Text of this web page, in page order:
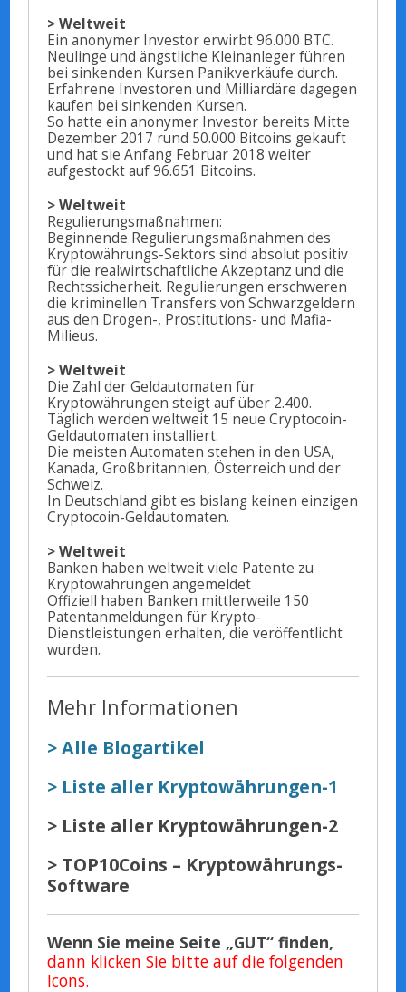
> Weltweit
Ein anonymer Investor erwirbt 96.000 BTC.
Neulinge und ängstliche Kleinanleger führen
bei sinkenden Kursen Panikverkäufe durch.
Erfahrene Investoren und Milliardäre dagegen
kaufen bei sinkenden Kursen.
So hatte ein anonymer Investor bereits Mitte
Dezember 2017 rund 50.000 Bitcoins gekauft
und hat sie Anfang Februar 2018 weiter
aufgestockt auf 96.651 Bitcoins.
> Weltweit
Regulierungsmaßnahmen:
Beginnende Regulierungsmaßnahmen des
Kryptowährungs-Sektors sind absolut positiv
für die realwirtschaftliche Akzeptanz und die
Rechtssicherheit. Regulierungen erschweren
die kriminellen Transfers von Schwarzgeldern
aus den Drogen-, Prostitutions- und Mafia-
Milieus.
> Weltweit
Die Zahl der Geldautomaten für
Kryptowährungen steigt auf über 2.400.
Täglich werden weltweit 15 neue Cryptocoin-
Geldautomaten installiert.
Die meisten Automaten stehen in den USA,
Kanada, Großbritannien, Österreich und der
Schweiz.
In Deutschland gibt es bislang keinen einzigen
Cryptocoin-Geldautomaten.
> Weltweit
Banken haben weltweit viele Patente zu
Kryptowährungen angemeldet
Offiziell haben Banken mittlerweile 150
Patentanmeldungen für Krypto-
Dienstleistungen erhalten, die veröffentlicht
wurden.
Mehr Informationen
> Alle Blogartikel
> Liste aller Kryptowährungen-1
> Liste aller Kryptowährungen-2
> TOP10Coins – Kryptowährungs-
Software
Wenn Sie meine Seite „GUT“ finden,
dann klicken Sie bitte auf die folgenden
Icons.